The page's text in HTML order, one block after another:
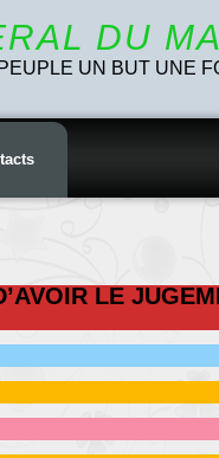
DU
UN BUT UNE
LE